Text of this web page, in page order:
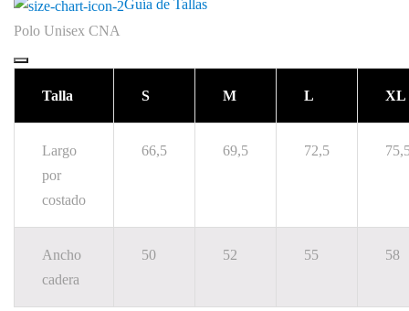
Guía de Tallas
Polo Unisex CNA
Talla S M L XL
Largo
por
costado
66,5 69,5 72,5
Ancho
cadera
50 52 55 58